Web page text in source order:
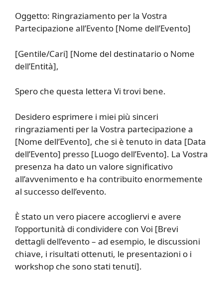
Oggetto: Ringraziamento per la Vostra
Partecipazione all’Evento [Nome dell’Evento]
[Gentile/Cari] [Nome del destinatario o Nome
dell’Entità],
Spero che questa lettera Vi trovi bene.
Desidero esprimere i miei più sinceri
ringraziamenti per la Vostra partecipazione a
[Nome dell’Evento], che si è tenuto in data [Data
dell’Evento] presso [Luogo dell’Evento]. La Vostra
presenza ha dato un valore significativo
all’avvenimento e ha contribuito enormemente
al successo dell’evento.
È stato un vero piacere accogliervi e avere
l’opportunità di condividere con Voi [Brevi
dettagli dell’evento – ad esempio, le discussioni
chiave, i risultati ottenuti, le presentazioni o i
workshop che sono stati tenuti].